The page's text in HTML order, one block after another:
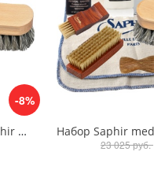
-8%
Подарочный набор щеток Saphir medaille box
23 025 руб.